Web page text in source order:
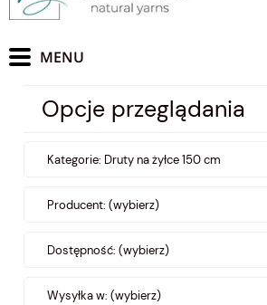
Opcje przeglądania
Kategorie: Druty na żyłce 150 cm
Producent: (wybierz)
Dostępność: (wybierz)
Wysyłka w: (wybierz)